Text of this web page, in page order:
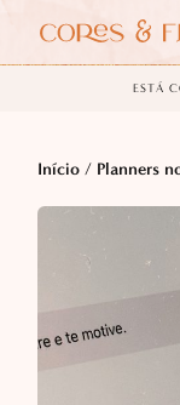
ESTÁ
Início / Planners